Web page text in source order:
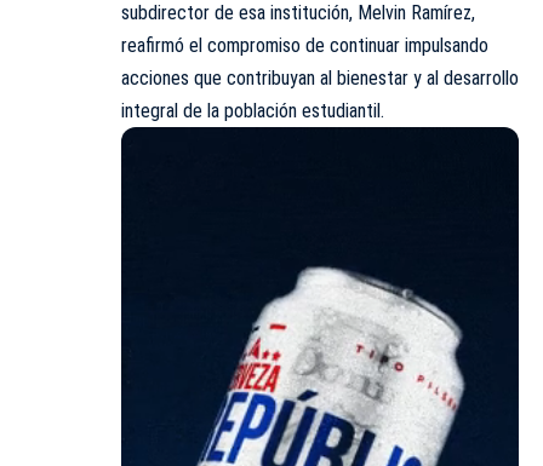
subdirector de esa institución, Melvin Ramírez,
reafirmó el compromiso de continuar impulsando
acciones que contribuyan al bienestar y al desarrollo
integral de la población estudiantil.